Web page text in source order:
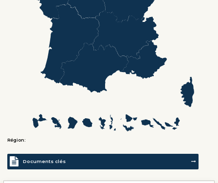
Région:
Documents clés